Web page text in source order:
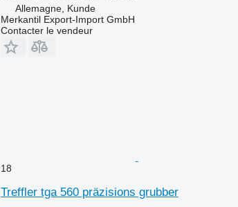
Allemagne, Kunde
Merkantil Export-Import GmbH
Contacter le vendeur
18
Treffler tga 560 präzisions grubber